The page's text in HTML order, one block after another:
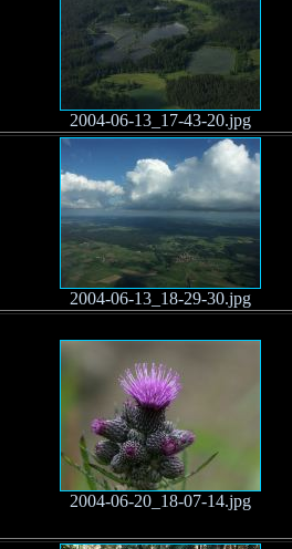
2004-06-13_17-43-20.jpg
2004-06-13_18-29-30.jpg
2004-06-20_18-07-14.jpg